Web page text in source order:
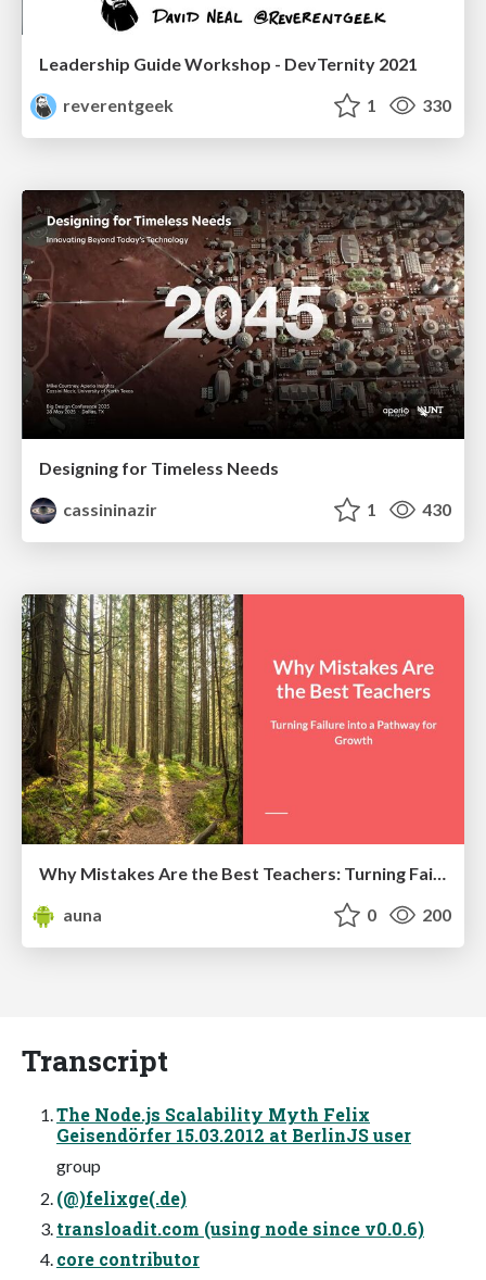
Leadership Guide Workshop - DevTernity 2021
reverentgeek
1 330
Designing for Timeless Needs
cassininazir
1 430
auna
0 200
Transcript
The Node.js Scalability Myth Felix
Geisendörfer 15.03.2012 at BerlinJS user
group
(@)felixge(.de)
transloadit.com (using node since v0.0.6)
core contributor